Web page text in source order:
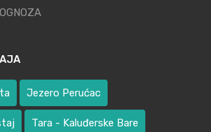
Jezero Perućac
Tara - Kaluđerske Bare